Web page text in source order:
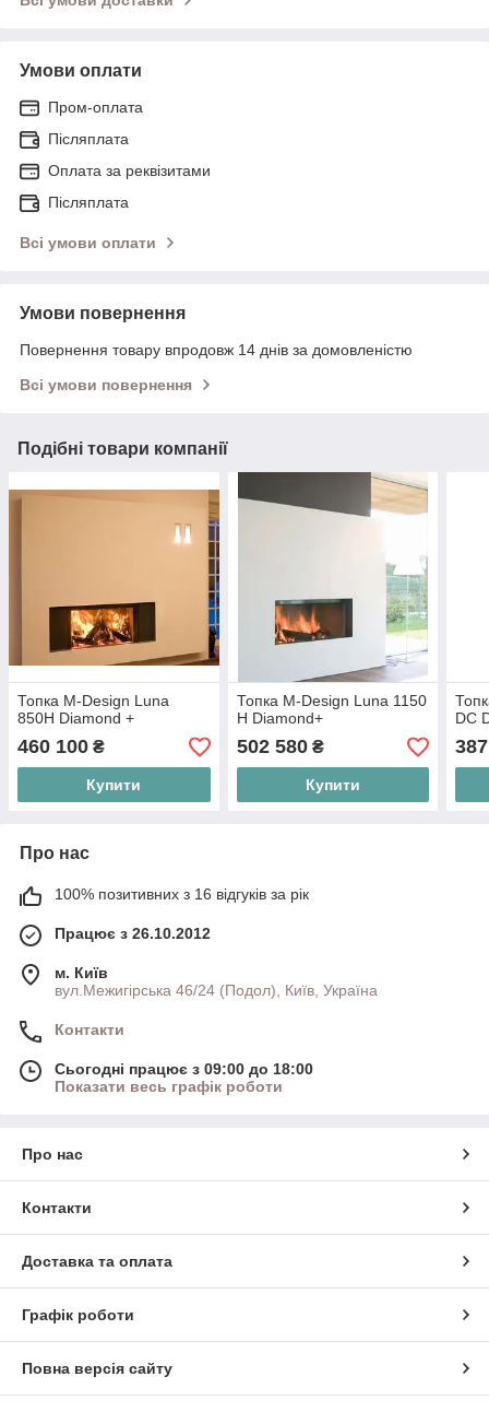
Умови оплати
Пром-оплата
Післяплата
Оплата за реквізитами
Післяплата
Всі умови оплати
Умови повернення
Повернення товару впродовж 14 днів за домовленістю
Всі умови повернення
Подібні товари компанії
Топка M-Design Luna
850H Diamond +
460 100 ₴
Купити
Топка M-Design Luna 1150
H Diamond+
502 580₴
Купити
DC
Про нас
100% позитивних з 16 відгуків за рік
Працює з 26.10.2012
м. Київ
вул.Межигірська 46/24 (Подол), Київ, Україна
Контакти
Сьогодні працює з 09:00 до 18:00
Показати весь графік роботи
Про нас
Контакти
Доставка та оплата
Графік роботи
Повна версія сайту